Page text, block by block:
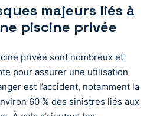
majeurs liés à
piscine privée
privée sont nombreux et
pour assurer une utilisation
est l’accident, notamment la
60 % des sinistres liés aux